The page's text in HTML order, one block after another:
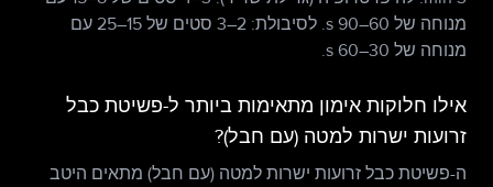
מנוחה של 60–90 s. לסיבולת: 2–3 סטים של 15–25 עם
מנוחה של 30–60 s.
אילו חלוקות אימון מתאימות ביותר ל-פשיטת כבל
זרועות ישרות למטה (עם חבל)?
ה-פשיטת כבל זרועות ישרות למטה (עם חבל) מתאים היטב